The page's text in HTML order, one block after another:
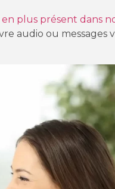
en plus présent dans
audio ou messages